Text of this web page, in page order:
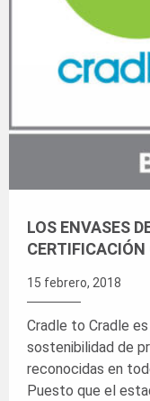
LOS ENVASES
CERTIFICACIÓN
15 febrero, 2018
Cradle to Cradle
sostenibilidad de
reconocidas en
Puesto que el